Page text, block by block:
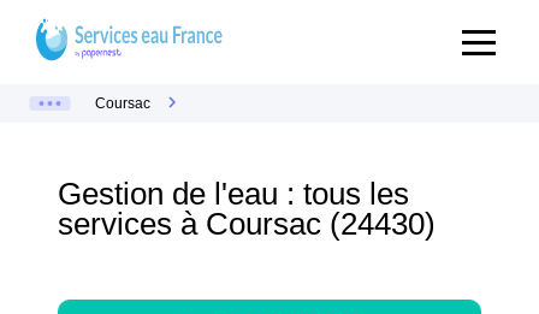
Coursac
Gestion de l'eau : tous les
services à Coursac (24430)